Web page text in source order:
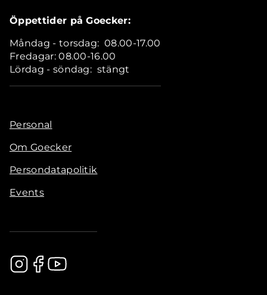
Öppettider på Goecker:
Måndag - torsdag: 08.00-17.00
Fredagar: 08.00-16.00
Lördag - söndag: stängt
Personal
Om Goecker
Persondatapolitik
Events